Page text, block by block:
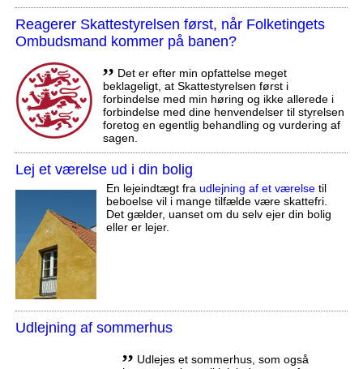
Reagerer Skattestyrelsen først, når Folketingets
Ombudsmand kommer på banen?
,, Det er efter min opfattelse meget
beklageligt, at Skattestyrelsen først i
forbindelse med min høring og ikke allerede i
forbindelse med dine henvendelser til styrelsen
foretog en egentlig behandling og vurdering af
sagen.
Lej et værelse ud i din bolig
En lejeindtægt fra udlejning af et værelsetil
beboelse vil i mange tilfælde være skattefri.
Det gælder, uanset om du selv ejer din bolig
eller er lejer.
Udlejning af sommerhus
,, Udlejes et sommerhus, som også